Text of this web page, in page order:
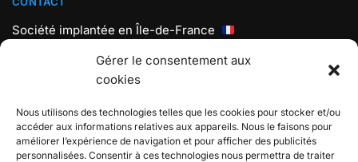
Gérer le consentement aux
cookies
Nous utilisons des technologies telles que les cookies pour stocker et/ou
accéder aux informations relatives aux appareils. Nous le faisons pour
améliorer l’expérience de navigation et pour afficher des publicités
personnalisées. Consentir à ces technologies nous permettra de traiter
Société implantée en Île-de-France
Téléphone : +33 7 56 98 18 19
Lundi au vendredi : 9h30 – 17h30
BOUTIQUE POKEMON
Boutique spécialisée sur L’univers Pokémon, Rejoignez